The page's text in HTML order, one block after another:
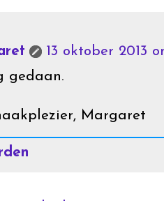
13 oktober 2013
gedaan.
Margaret